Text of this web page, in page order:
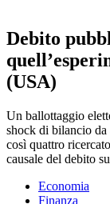
Debito
(USA)
Un ballottaggio
shock di bilancio
così quattro
causale del debito
Economia
Finanza